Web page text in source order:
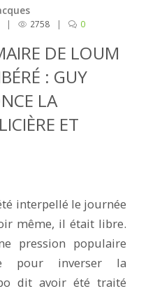
| 2758 | 0
DE LOUM
: GUY
LA
ET
interpellé le journée
même, il était libre.
pression populaire
pour inverser la
dit avoir été traité